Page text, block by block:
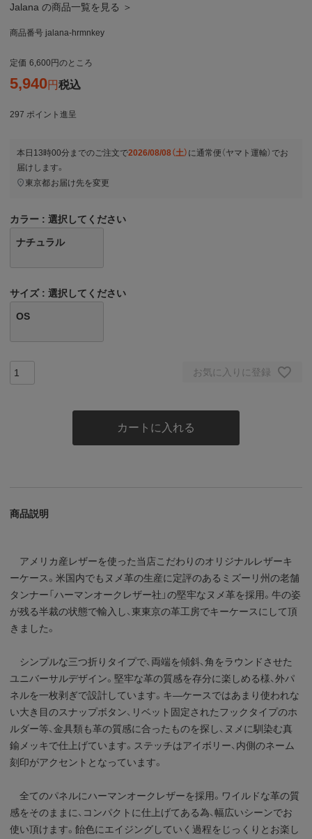
Jalana の商品一覧を見る ＞
商品番号 jalana-hrmnkey
定価 6,600 のところ
5,940 税込
297 ポイント進呈
本日 13時00分 までのご注文で2026/08/08（土） に通常便（ヤマト運輸） でお
届けします。
東京都お届け先を変更
カラー 選択してください
ナチュラル
サイズ 選択してください
OS
お気に入りに登録
カートに入れる
商品説明
アメリカ産レザーを使った当店こだわりのオリジナルレザーキ
ーケース。米国内でもヌメ革の生産に定評のあるミズーリ州の老舗
タンナー「ハーマンオークレザー社」の堅牢なヌメ革を採用。牛の姿
が残る半裁の状態で輸入し、東東京の革工房でキーケースにして頂
きました。
シンプルな三つ折りタイプで、両端を傾斜、角をラウンドさせた
ユニバーサルデザイン。堅牢な革の質感を存分に楽しめる様、外パ
ネルを一枚剥ぎで設計しています。キ―ケースではあまり使われな
い大き目のスナップボタン、リベット固定されたフックタイプのホ
ルダー等、金具類も革の質感に合ったものを探し、ヌメに馴染む真
鍮メッキで仕上げています。ステッチはアイボリー、内側のネーム
刻印がアクセントとなっています。
全てのパネルにハーマンオークレザーを採用。ワイルドな革の質
感をそのままに、コンパクトに仕上げてある為、幅広いシーンでお
使い頂けます。飴色にエイジングしていく過程をじっくりとお楽し